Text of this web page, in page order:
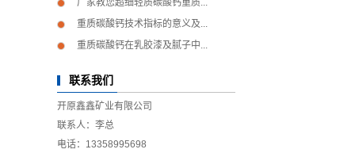
厂家教您超细轻质碳酸钙重质...
重质碳酸钙技术指标的意义及...
重质碳酸钙在乳胶漆及腻子中...
联系我们
开原鑫鑫矿业有限公司
联系人：李总
电话：13358995698